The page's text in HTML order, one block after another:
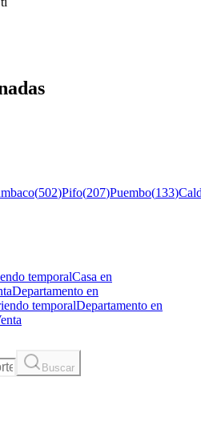
(502)Pifo(207)Puembo(133)
temporalCasa en
Departamento en
temporalDepartamento en
Buscar